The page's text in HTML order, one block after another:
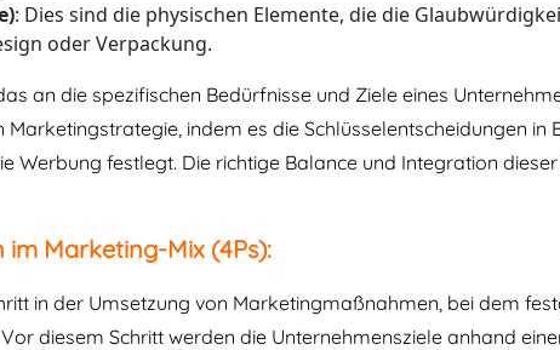
: Dies sind die physischen Elemente, die die
oder Verpackung.
an die spezifischen Bedürfnisse und Ziele eines
indem es die Schlüsselentscheidungen
Werbung festlegt. Die richtige Balance und Integration
Marketing-Mix (4Ps):
in der Umsetzung von Marketingmaßnahmen, bei dem
diesem Schritt werden die Unternehmensziele anhand